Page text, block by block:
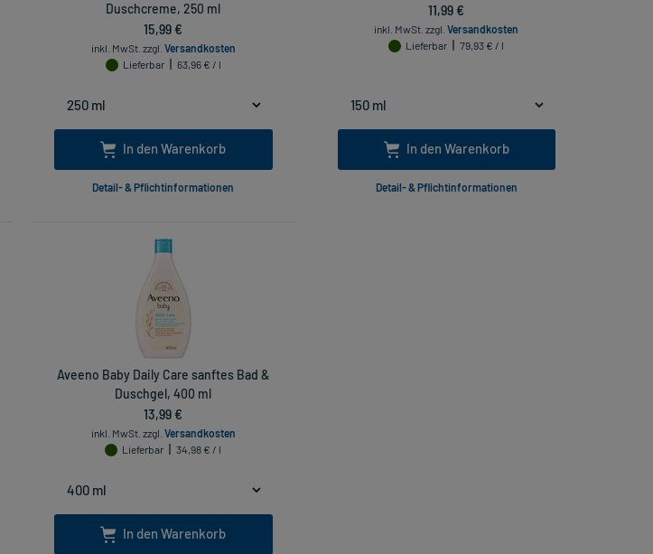
Duschcreme, 250 ml
15,99 €
inkl. MwSt. zzgl. Versandkosten
Lieferbar
63,96 € / l
In den Warenkorb
Detail- & Pflichtinformationen
11,99 €
inkl. MwSt. zzgl.Versandkosten
Lieferbar
79,93 € / l
In den Warenkorb
Detail- & Pflichtinformationen
Aveeno Baby Daily Care sanftes Bad &
Duschgel, 400 ml
13,99 €
inkl. MwSt. zzgl. Versandkosten
Lieferbar
34,98 € / l
In den Warenkorb